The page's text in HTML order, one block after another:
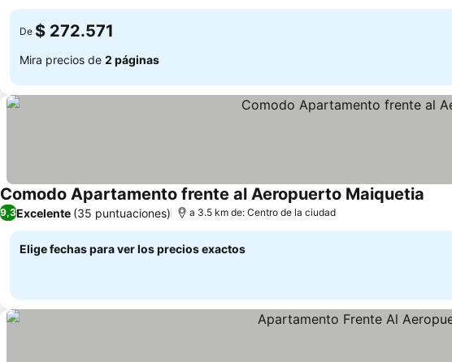
De $ 272.571
Mira precios de 2 páginas
Comodo Apartamento frente al Aeropuerto Maiquetia
9,3Excelente (35 puntuaciones) a 3.5 km de: Centro de la ciudad
Elige fechas para ver los precios exactos